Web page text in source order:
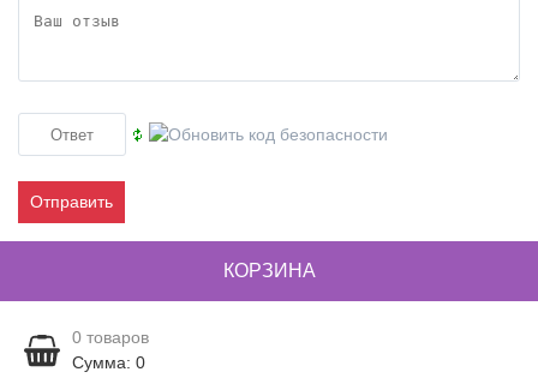
Отправить
КОРЗИНА
0 товаров
Сумма: 0